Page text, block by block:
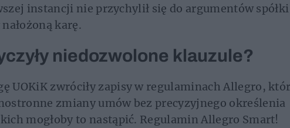
instancji nie przychylił się do argumentów
karę.
niedozwolone klauzule?
UOKiK zwróciły zapisy w regulaminach Allegro,
zmiany umów bez precyzyjnego określenia
mogłoby to nastąpić. Regulamin Allegro Smart!